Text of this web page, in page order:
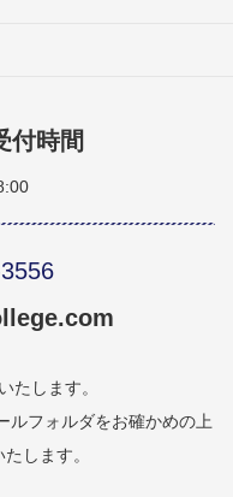
付時間
たします。
ルフォルダをお確かめの上
します。